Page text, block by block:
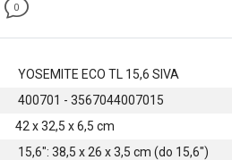
0
YOSEMITE ECO TL 15,6 SIVA
400701 - 3567044007015
42 x 32,5 x 6,5 cm
15,6": 38,5 x 26 x 3,5 cm (do 15,6")